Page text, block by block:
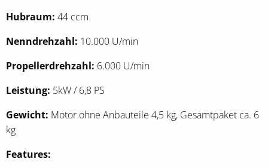
Hubraum: 44 ccm
Nenndrehzahl: 10.000 U/min
Propellerdrehzahl: 6.000 U/min
Leistung: 5kW / 6,8 PS
Gewicht: Motor ohne Anbauteile 4,5 kg, Gesamtpaket ca. 6
kg
Features: